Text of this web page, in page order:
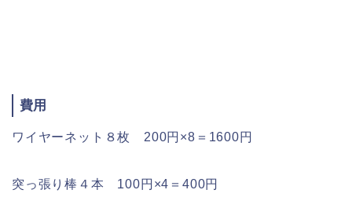
費用
ワイヤーネット８枚 200円×8＝1600円
突っ張り棒４本 100円×4＝400円